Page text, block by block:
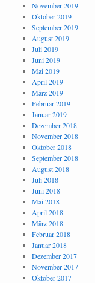
November 2019
Oktober 2019
September 2019
August 2019
Juli 2019
Juni 2019
Mai 2019
April 2019
März 2019
Februar 2019
Januar 2019
Dezember 2018
November 2018
Oktober 2018
September 2018
August 2018
Juli 2018
Juni 2018
Mai 2018
April 2018
März 2018
Februar 2018
Januar 2018
Dezember 2017
November 2017
Oktober 2017